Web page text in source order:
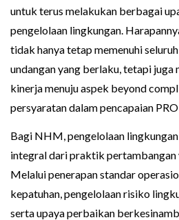
untuk terus melakukan berbagai
pengelolaan lingkungan.
tidak hanya tetap memenuhi
undangan yang berlaku, tetapi juga
kinerja menuju aspek beyond
persyaratan dalam pencapaian
Bagi NHM, pengelolaan
integral dari praktik pertambangan
Melalui penerapan standar
kepatuhan, pengelolaan risiko
serta upaya perbaikan